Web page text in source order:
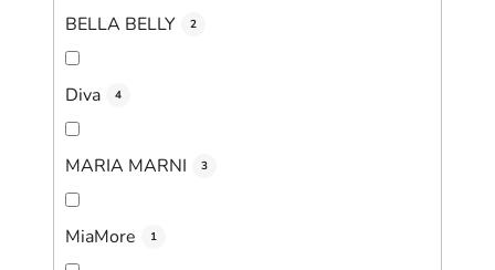
BELLA BELLY 2
Diva 4
MARIA MARNI 3
MiaMore 1